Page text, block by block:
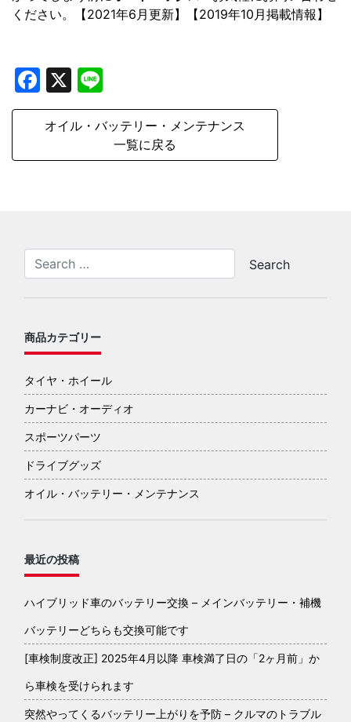
ください。【2021年6月更新】【2019年10月掲載情報】
Facebook
X
オイル・バッテリー・メンテナンス
一覧に戻る
商品カテゴリー
タイヤ・ホイール
カーナビ・オーディオ
スポーツパーツ
ドライブグッズ
オイル・バッテリー・メンテナンス
最近の投稿
ハイブリッド車のバッテリー交換 – メインバッテリー・補機
バッテリーどちらも交換可能です
[車検制度改正] 2025年4月以降 車検満了日の「2ヶ月前」か
ら車検を受けられます
突然やってくるバッテリー上がりを予防 – クルマのトラブル